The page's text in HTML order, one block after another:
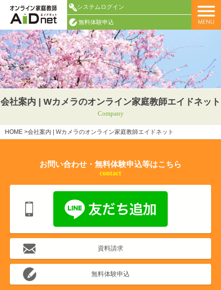
システムログイン
無料体験申込
会社案内 | Wカメラのオンライン家庭教師エイドネット
Company
HOME >会社案内 | Wカメラのオンライン家庭教師エイドネット
お問い合わせ・無料体験申込等はこちら
contact
資料請求
無料体験申込